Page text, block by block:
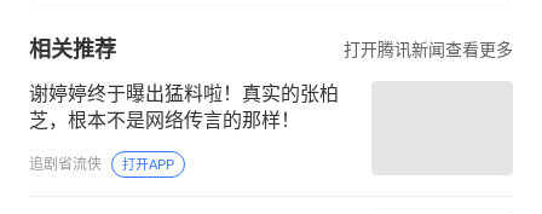
相关推荐 打开腾讯新闻查看更多
谢婷婷终于曝出猛料啦！真实的张柏
芝，根本不是网络传言的那样！
追剧省流侠 打开APP